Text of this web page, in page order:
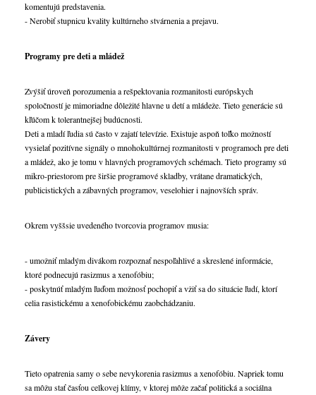
komentujú predstavenia.
- Nerobiť stupnicu kvality kultúrneho stvárnenia a prejavu.
Programy pre deti a mládež
Zvýšiť úroveň porozumenia a rešpektovania rozmanitosti európskych
spoločností je mimoriadne dôležité hlavne u detí a mládeže. Tieto generácie sú
kľúčom k tolerantnejšej budúcnosti.
Deti a mladí ľudia sú často v zajatí televízie. Existuje aspoň toľko možností
vysielať pozitívne signály o mnohokultúrnej rozmanitosti v programoch pre deti
a mládež, ako je tomu v hlavných programových schémach. Tieto programy sú
mikro-priestorom pre širšie programové skladby, vrátane dramatických,
publicistických a zábavných programov, veselohier i najnovších správ.
Okrem vyššsie uvedeného tvorcovia programov musia:
- umožniť mladým divákom rozpoznať nespoľahlivé a skreslené informácie,
ktoré podnecujú rasizmus a xenofóbiu;
- poskytnúť mladým ľuďom možnosť pochopiť a vžiť sa do situácie ľudí, ktorí
celia rasistickému a xenofobickému zaobchádzaniu.
Závery
Tieto opatrenia samy o sebe nevykorenia rasizmus a xenofóbiu. Napriek tomu
sa môžu stať časťou celkovej klímy, v ktorej môže začať politická a sociálna